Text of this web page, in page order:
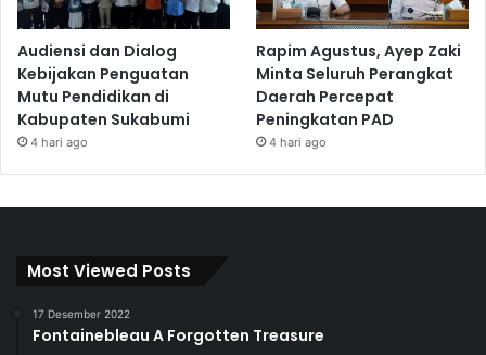
Audiensi dan Dialog
Kebijakan Penguatan
Mutu Pendidikan di
Kabupaten Sukabumi
4 hari ago
Rapim Agustus, Ayep Zaki
Minta Seluruh Perangkat
Daerah Percepat
Peningkatan PAD
4 hari ago
Most Viewed Posts
17 Desember 2022
Fontainebleau A Forgotten Treasure